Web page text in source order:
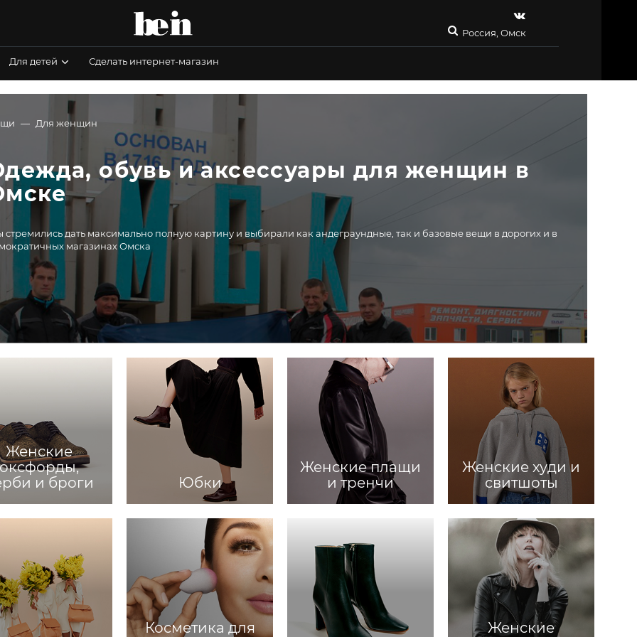
Россия, Омск
Для детей Сделать интернет-магазин
Для женщин
обувь и аксессуары для женщин в
дать максимально полную картину и выбирали как андеграундные, так и базовые вещи в дорогих и в
магазинах Омска
Женские
оксфорды,
и броги
Юбки
Женские плащи
и тренчи
Женские худи и
свитшоты
Косметика для
Женские